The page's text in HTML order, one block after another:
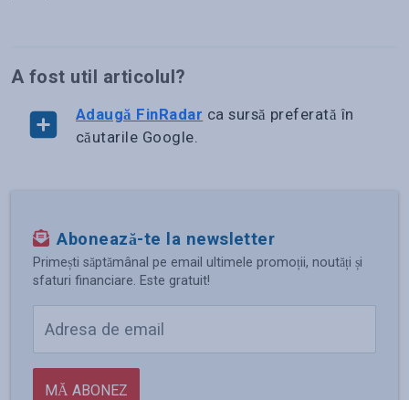
A fost util articolul?
Adaugă FinRadar ca sursă preferată în
căutarile Google.
Abonează-te la newsletter
Primești săptămânal pe email ultimele promoții, noutăți și
sfaturi financiare. Este gratuit!
MĂ ABONEZ